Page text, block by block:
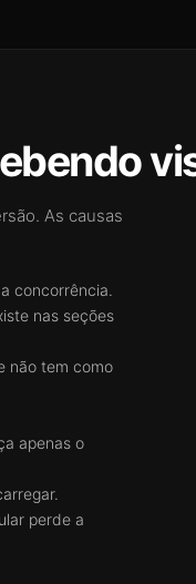
As causas
concorrência.
nas seções
não tem como
apenas o
perde a